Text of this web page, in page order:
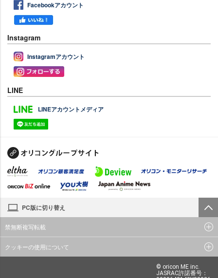
Facebookアカウント
Instagram
Instagramアカウント
LINE
LINEアカウントメディア
PC版に切り替え
禁無断複写転載
クッキーの使用について
© oricon ME inc.
JASRAC許諾番号：